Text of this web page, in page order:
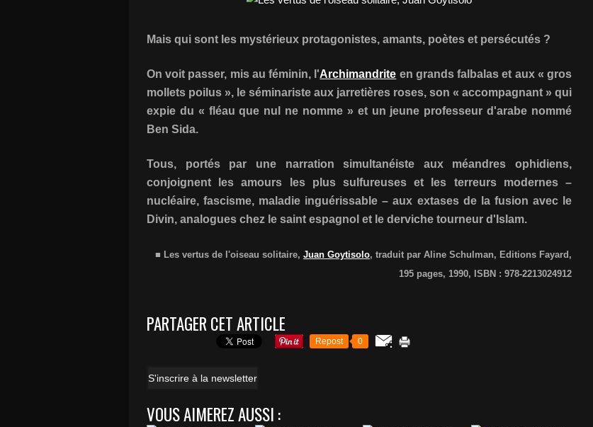
Mais qui sont les mystérieux protagonistes, amants, poètes et persécutés ?
On voit passer, mis au féminin, l'Archimandrite en grands falbalas et aux « gros
mollets poilus », le séminariste aux jarretières roses, son « accompagnant » qui
expie du « fléau que nul ne nomme » et un jeune professeur d'arabe nommé
Ben Sida.
Tous, portés par une narration simultanéiste aux méandres ophidiens,
conjoignent les amours les plus sulfureuses et les terreurs modernes –
nucléaire, fascisme, maladie inguérissable – aux extases de la fusion avec le
Divin, analogues chez le saint espagnol et le derviche tourneur d'Islam.
■ Les vertus de l'oiseau solitaire, Juan Goytisolo, traduit par Aline Schulman, Editions Fayard,
195 pages, 1990, ISBN : 978-2213024912
PARTAGER CET ARTICLE
Repost 0
S'inscrire à la newsletter
VOUS AIMEREZ AUSSI :